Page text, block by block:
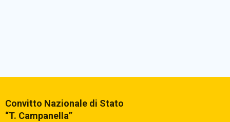
Convitto Nazionale di Stato
“T. Campanella”